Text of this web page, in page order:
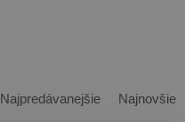
Najpredávanejšie Najnovšie